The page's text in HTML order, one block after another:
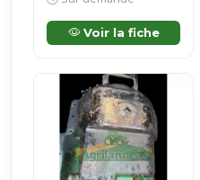
Voir la fiche